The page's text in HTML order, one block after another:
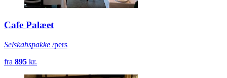
Cafe Palæet
Selskabspakke /pers
fra 895 kr.